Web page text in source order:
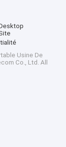
Usine De
Co., Ltd. All